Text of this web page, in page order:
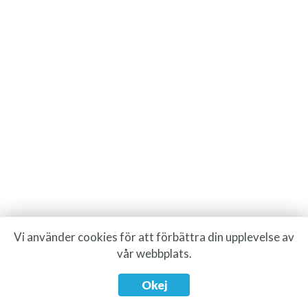
Vi använder cookies för att förbättra din upplevelse av
vår webbplats.
Okej